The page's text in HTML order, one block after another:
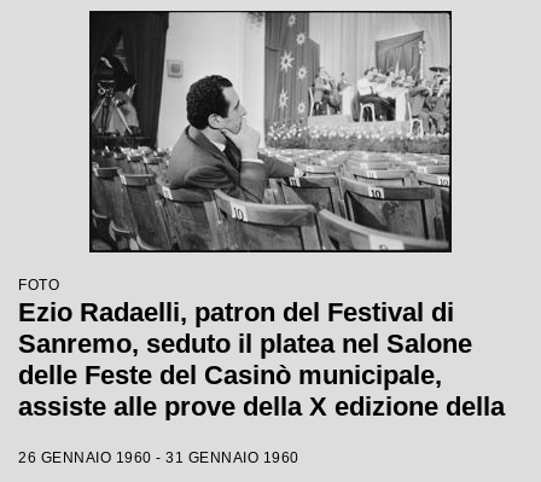
FOTO
Ezio Radaelli, patron del Festival di
Sanremo, seduto il platea nel Salone
delle Feste del Casinò municipale,
assiste alle prove della X edizione della
26 GENNAIO 1960 - 31 GENNAIO 1960